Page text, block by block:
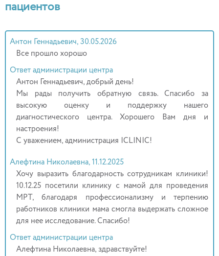
пациентов
Антон Геннадьевич, 30.05.2026
Все прошло хорошо
Ответ администрации центра
Антон Геннадьевич, добрый день!
Мы рады получить обратную связь. Спасибо за
высокую оценку и поддержку нашего
диагностического центра. Хорошего Вам дня и
настроения!
С уважением, администрация ICLINIC!
Алефтина Николаевна, 11.12.2025
Хочу выразить благодарность сотрудникам клиники!
10.12.25 посетили клинику с мамой для проведения
МРТ, благодаря профессионализму и терпению
работников клиники мама смогла выдержать сложное
для нее исследование. Спасибо!
Ответ администрации центра
Алефтина Николаевна, здравствуйте!